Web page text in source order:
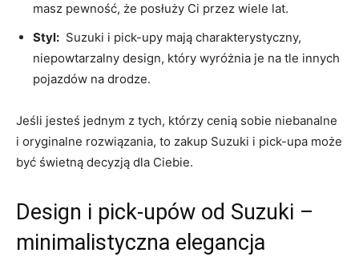
masz ⁢pewność, że posłuży Ci przez wiele lat.
Styl: ‍ Suzuki i pick-upy mają charakterystyczny,
niepowtarzalny design, który wyróżnia‌ je na tle innych
pojazdów⁣ na ⁢drodze.
Jeśli jesteś jednym⁣ z tych, którzy cenią sobie niebanalne
i oryginalne rozwiązania, to zakup Suzuki i pick-upa⁤ może
być świetną decyzją dla Ciebie.
Design i pick-upów od Suzuki –
minimalistyczna elegancja